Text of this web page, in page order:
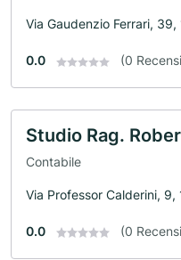
Via Gaudenzio Ferrari, 39,
0.0 (0
Studio Rag.
Contabile
Via Professor Calderini, 9,
0.0 (0